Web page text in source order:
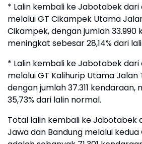
* Lalin kembali ke Jabotabek
melalui GT Cikampek Utama
Cikampek, dengan jumlah 33.990
meningkat sebesar 28,14% dari
* Lalin kembali ke Jabotabek dari
melalui GT Kalihurip Utama Jalan
dengan jumlah 37.311
35,73% dari lalin normal.
Total lalin kembali ke Jabotabek
Jawa dan Bandung melalui